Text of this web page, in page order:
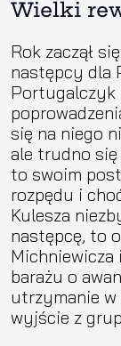
Wielki
Rok zaczął
następcy dla
Portugalczyk
się na niego
ale trudno się
to swoim
rozpędu i
Kulesza
następcę, to
Michniewicza
barażu o
utrzymanie
wyjście z